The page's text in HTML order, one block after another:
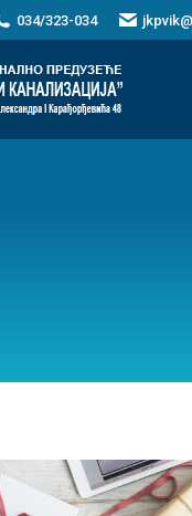
034/323-034